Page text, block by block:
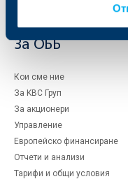
За ОББ
Кои сме ние
За KBC Груп
За акционери
Управление
Европейско финансиране
Отчети и анализи
Тарифи и общи условия